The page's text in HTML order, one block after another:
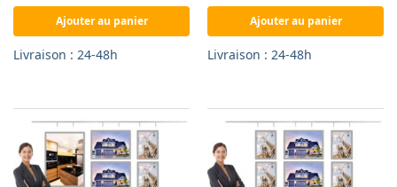
Ajouter au panier
Livraison : 24-48h
Ajouter au panier
Livraison : 24-48h